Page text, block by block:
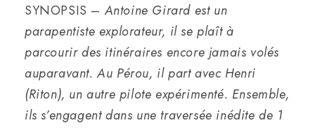
SYNOPSIS –Antoine Girard est un
parapentiste explorateur, il se plaît à
parcourir des itinéraires encore jamais volés
auparavant. Au Pérou, il part avec Henri
(Riton), un autre pilote expérimenté. Ensemble,
ils s’engagent dans une traversée inédite de 1